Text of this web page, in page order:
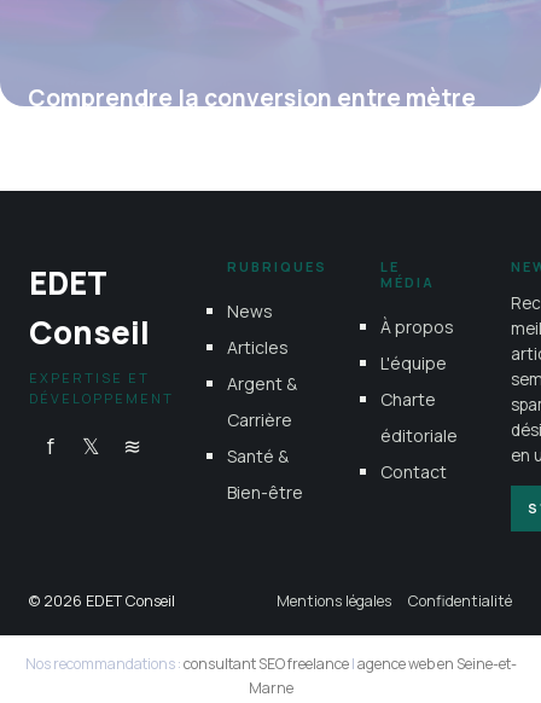
Comprendre la conversion entre mètre
EDET
Conseil
EXPERTISE ET
DÉVELOPPEMENT
f 𝕏 ≋
RUBRIQUES
News
Articles
Argent &
Carrière
Santé &
Bien-être
LE
MÉDIA
À propos
L'équipe
Charte
éditoriale
Contact
en
© 2026 EDET Conseil Mentions légales Confidentialité
Nos recommandations :consultant SEO freelance|agence web en Seine-et-
Marne